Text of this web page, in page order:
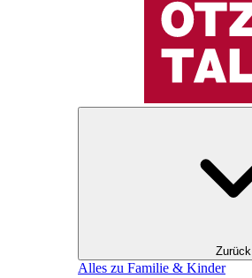
Zurück
Alles zu Familie & Kinder